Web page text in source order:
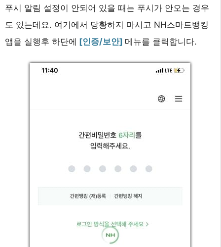
푸시 알림 설정이 안되어 있을 때는 푸시가 안오는 경우
도 있는데요. 여기에서 당황하지 마시고 NH스마트뱅킹
앱을 실행후 하단에 [인증/보안] 메뉴를 클릭합니다.